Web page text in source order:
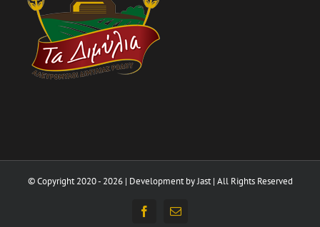
© Copyright 2020 - 2026 | Development byJast| All Rights Reserved
FacebookEmail